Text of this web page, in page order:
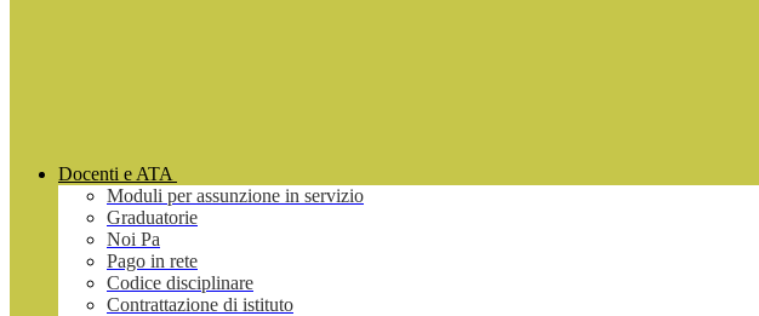
Docenti e ATA
Moduli per assunzione in servizio
Graduatorie
Noi Pa
Pago in rete
Codice disciplinare
Contrattazione di istituto